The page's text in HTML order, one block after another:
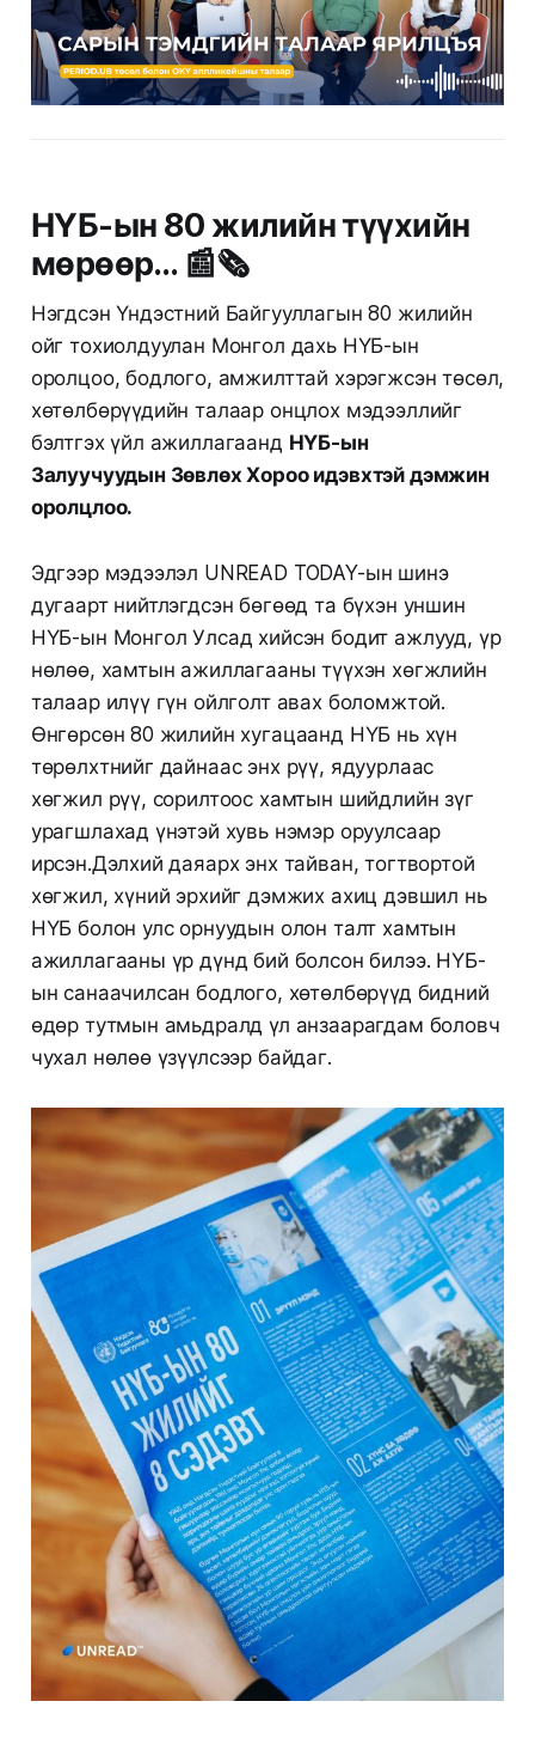
НҮБ-ын 80 жилийн түүхийн
мөрөөр… 📰🗞️
Нэгдсэн Үндэстний Байгууллагын 80 жилийн
ойг тохиолдуулан Монгол дахь НҮБ-ын
оролцоо, бодлого, амжилттай хэрэгжсэн төсөл,
хөтөлбөрүүдийн талаар онцлох мэдээллийг
бэлтгэх үйл ажиллагаанд НҮБ-ын
Залуучуудын Зөвлөх Хороо идэвхтэй дэмжин
оролцлоо.
Эдгээр мэдээлэл UNREAD TODAY-ын шинэ
дугаарт нийтлэгдсэн бөгөөд та бүхэн уншин
НҮБ-ын Монгол Улсад хийсэн бодит ажлууд, үр
нөлөө, хамтын ажиллагааны түүхэн хөгжлийн
талаар илүү гүн ойлголт авах боломжтой.
Өнгөрсөн 80 жилийн хугацаанд НҮБ нь хүн
төрөлхтнийг дайнаас энх рүү, ядуурлаас
хөгжил рүү, сорилтоос хамтын шийдлийн зүг
урагшлахад үнэтэй хувь нэмэр оруулсаар
ирсэн.Дэлхий даяарх энх тайван, тогтвортой
хөгжил, хүний эрхийг дэмжих ахиц дэвшил нь
НҮБ болон улс орнуудын олон талт хамтын
ажиллагааны үр дүнд бий болсон билээ. НҮБ-
ын санаачилсан бодлого, хөтөлбөрүүд бидний
өдөр тутмын амьдралд үл анзаарагдам боловч
чухал нөлөө үзүүлсээр байдаг.